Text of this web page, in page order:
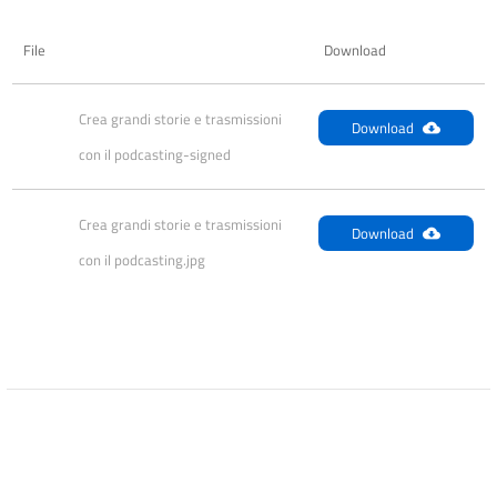
File Download
Crea grandi storie e trasmissioni
con il podcasting-signed
Download
Crea grandi storie e trasmissioni
con il podcasting.jpg
Download